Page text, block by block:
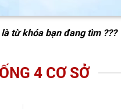
từ khóa bạn đang tìm ???
4 CƠ SỞ